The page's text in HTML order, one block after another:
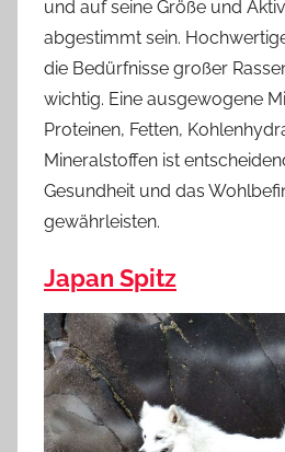
und auf seine Größe und
abgestimmt sein.
die Bedürfnisse großer
wichtig. Eine ausgewogene
Proteinen, Fetten,
Mineralstoffen ist
Gesundheit und das
gewährleisten.
Japan Spitz